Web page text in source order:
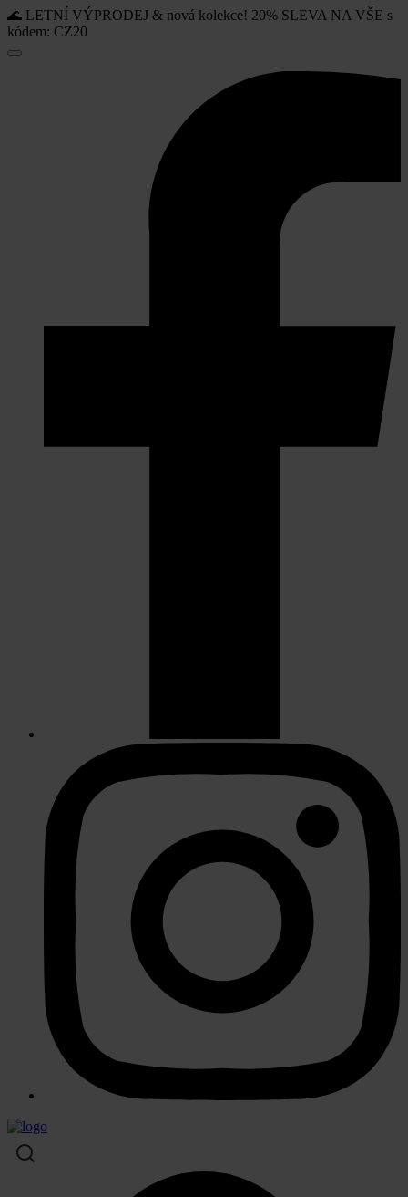
🌊 LETNÍ VÝPRODEJ & nová kolekce! 20% SLEVA NA VŠE s
kódem: CZ20